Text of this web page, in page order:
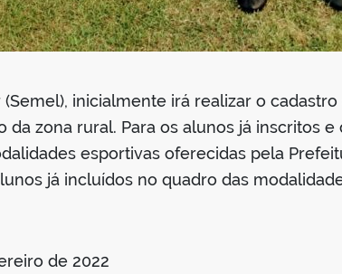
inicialmente irá realizar o
zona rural. Para os alunos já inscritos
esportivas oferecidas pela
já incluídos no quadro das
de 2022